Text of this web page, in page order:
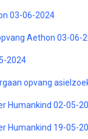
03-06-2024
Aethon 03-06-
2024
opvang
Humankind 02-05-
Humankind 19-05-